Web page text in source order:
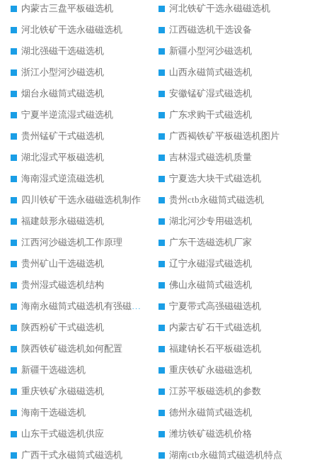
内蒙古三盘平板磁选机
河北铁矿干选永磁磁选机
河北铁矿干选永磁磁选机
江西磁选机干选设备
湖北强磁干选磁选机
新疆小型河沙磁选机
浙江小型河沙磁选机
山西永磁筒式磁选机
烟台永磁筒式磁选机
安徽锰矿湿式磁选机
宁夏半逆流湿式磁选机
广东求购干式磁选机
贵州锰矿干式磁选机
广西褐铁矿平板磁选机图片
湖北湿式平板磁选机
吉林湿式磁选机质量
海南湿式逆流磁选机
宁夏选大块干式磁选机
四川铁矿干选永磁磁选机制作
贵州ctb永磁筒式磁选机
福建鼓形永磁磁选机
湖北河沙专用磁选机
江西河沙磁选机工作原理
广东干选磁选机厂家
贵州矿山干选磁选机
辽宁永磁湿式磁选机
贵州湿式磁选机结构
佛山永磁筒式磁选机
海南永磁筒式磁选机有强磁的吗
宁夏带式高强磁磁选机
陕西粉矿干式磁选机
内蒙古矿石干式磁选机
陕西铁矿磁选机如何配置
福建钠长石平板磁选机
新疆干选磁选机
重庆铁矿永磁磁选机
重庆铁矿永磁磁选机
江苏平板磁选机的参数
海南干选磁选机
德州永磁筒式磁选机
山东干式磁选机供应
潍坊铁矿磁选机价格
广西干式永磁筒式磁选机
湖南ctb永磁筒式磁选机特点